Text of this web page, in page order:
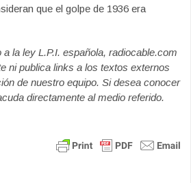
que el golpe de 1936 era
la ley L.P.I. española, radiocable.com
ni publica links a los textos externos
de nuestro equipo. Si desea conocer
directamente al medio referido.